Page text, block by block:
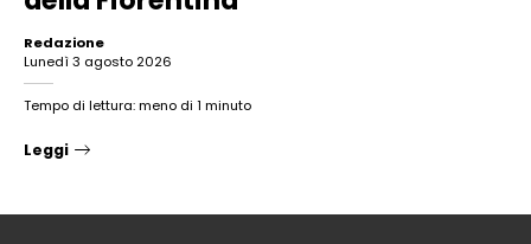
Redazione
lunedì 3 agosto 2026
Tempo di lettura: meno di 1 minuto
Leggi